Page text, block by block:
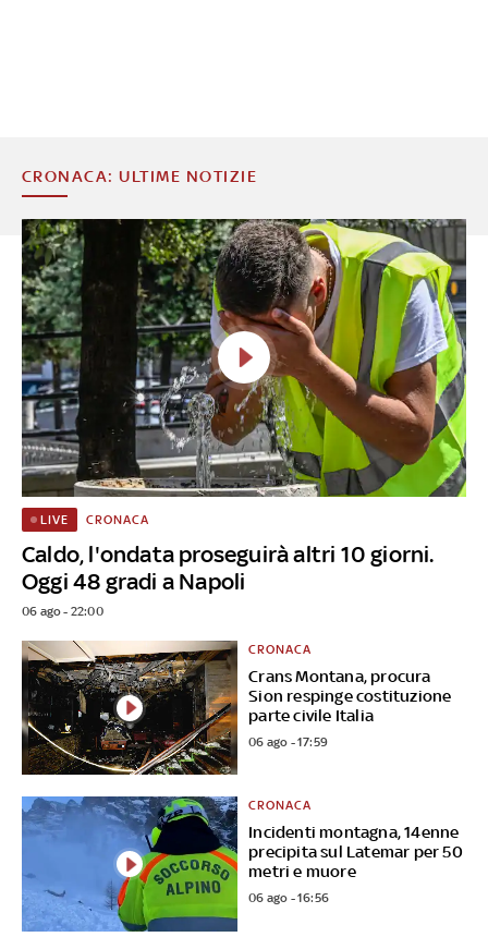
CRONACA: ULTIME NOTIZIE
Caldo, l'ondata proseguirà altri 10 giorni.
Oggi 48 gradi a Napoli
LIVE CRONACA
06 ago - 22:00
Crans Montana, procura
Sion respinge costituzione
parte civile Italia
CRONACA
06 ago - 17:59
Incidenti montagna, 14enne
precipita sul Latemar per 50
metri e muore
CRONACA
06 ago - 16:56